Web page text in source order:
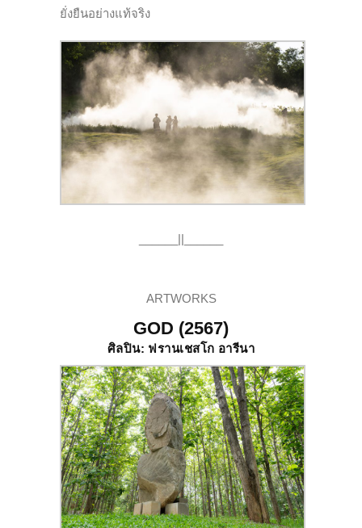
ยั่งยืนอย่างแท้จริง
______||______
ARTWORKS
GOD (2567)
ศิลปิน: ฟรานเชสโก อารีนา